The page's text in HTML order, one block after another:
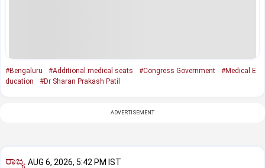
#Bengaluru #Additional medical seats #Congress Government
#Medical E
ducation
#Dr Sharan Prakash Patil
ADVERTISEMENT
ರಾಜ್ಯ AUG 6, 2026, 5:42 PM IST